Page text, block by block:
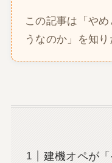
この記事は「や
うなのか」を知り
建機オペが